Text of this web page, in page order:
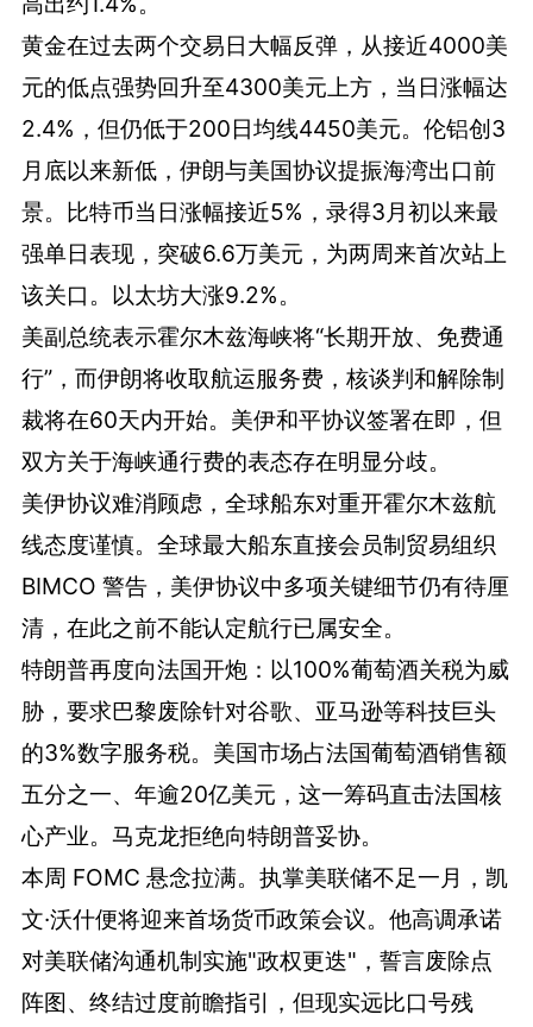
黄金在过去两个交易日大幅反弹，从接近4000美
元的低点强势回升至4300美元上方，当日涨幅达
2.4%，但仍低于200日均线4450美元。伦铝创3
月底以来新低，伊朗与美国协议提振海湾出口前
景。比特币当日涨幅接近5%，录得3月初以来最
强单日表现，突破6.6万美元，为两周来首次站上
该关口。以太坊大涨9.2%。
美副总统表示霍尔木兹海峡将“长期开放、免费通
行”，而伊朗将收取航运服务费，核谈判和解除制
裁将在60天内开始。美伊和平协议签署在即，但
双方关于海峡通行费的表态存在明显分歧。
美伊协议难消顾虑，全球船东对重开霍尔木兹航
线态度谨慎。全球最大船东直接会员制贸易组织
BIMCO 警告，美伊协议中多项关键细节仍有待厘
清，在此之前不能认定航行已属安全。
特朗普再度向法国开炮：以100%葡萄酒关税为威
胁，要求巴黎废除针对谷歌、亚马逊等科技巨头
的3%数字服务税。美国市场占法国葡萄酒销售额
五分之一、年逾20亿美元，这一筹码直击法国核
心产业。马克龙拒绝向特朗普妥协。
本周 FOMC 悬念拉满。执掌美联储不足一月，凯
文·沃什便将迎来首场货币政策会议。他高调承诺
对美联储沟通机制实施"政权更迭"，誓言废除点
阵图、终结过度前瞻指引，但现实远比口号残